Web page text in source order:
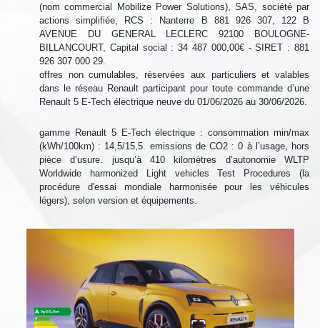
(nom commercial Mobilize Power Solutions), SAS, société par
actions simplifiée, RCS : Nanterre B 881 926 307, 122 B
AVENUE DU GENERAL LECLERC 92100 BOULOGNE-
BILLANCOURT, Capital social : 34 487 000,00€ - SIRET : 881
926 307 000 29.
offres non cumulables, réservées aux particuliers et valables
dans le réseau Renault participant pour toute commande d’une
Renault 5 E-Tech électrique neuve du 01/06/2026 au 30/06/2026.
gamme Renault 5 E-Tech électrique : consommation min/max
(kWh/100km) : 14,5/15,5. emissions de CO2 : 0 à l’usage, hors
pièce d’usure. jusqu’à 410 kilomètres d’autonomie WLTP
Worldwide harmonized Light vehicles Test Procedures (la
procédure d'essai mondiale harmonisée pour les véhicules
légers), selon version et équipements.